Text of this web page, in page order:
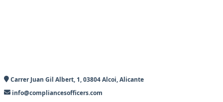
Carrer Juan Gil Albert, 1, 03804 Alcoi, Alicante
info@compliancesofficers.com